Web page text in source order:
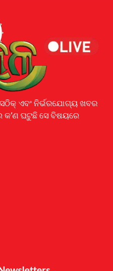
ଏବଂ ନିର୍ଭରଯୋଗ୍ୟ ଖବର
କ’ଣ ଘଟୁଛି ସେ ବିଷୟରେ